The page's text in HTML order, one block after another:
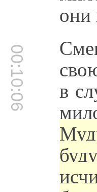
они
00:10:06 в